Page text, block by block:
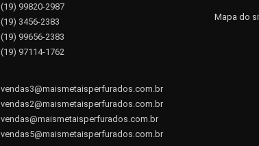
(19) 99820-2987
(19) 3456-2383
(19) 99656-2383
(19) 97114-1762
vendas3@maismetaisperfurados.com.br
vendas2@maismetaisperfurados.com.br
vendas@maismetaisperfurados.com.br
vendas5@maismetaisperfurados.com.br
Mapa do